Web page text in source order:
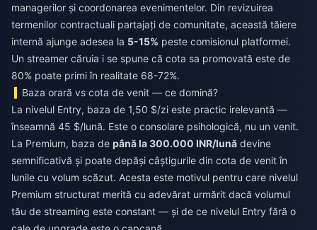
managerilor și coordonarea evenimentelor. Din revizuirea
termenilor contractuali partajați de comunitate, această tăiere
internă ajunge adesea la 5-15% peste comisionul platformei.
Un streamer căruia i se spune că cota sa promovată este de
80% poate primi în realitate 68-72%.
Baza orară vs cota de venit — ce domină?
La nivelul Entry, baza de 1,50 $/zi este practic irelevantă —
înseamnă 45 $/lună. Este o consolare psihologică, nu un venit.
La Premium, baza de până la 300.000 INR/lună devine
semnificativă și poate depăși câștigurile din cota de venit în
lunile cu volum scăzut. Acesta este motivul pentru care nivelul
Premium structurat merită cu adevărat urmărit dacă volumul
tău de streaming este constant — și de ce nivelul Entry fără o